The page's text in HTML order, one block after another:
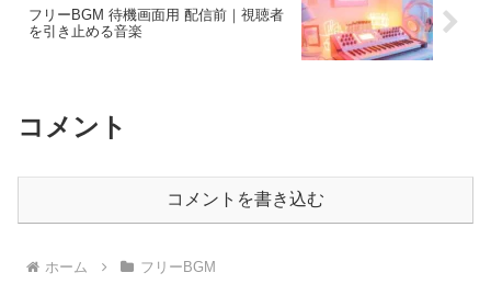
フリーBGM 待機画面用 配信前｜視聴者
を引き止める音楽
コメント
コメントを書き込む
ホーム フリーBGM